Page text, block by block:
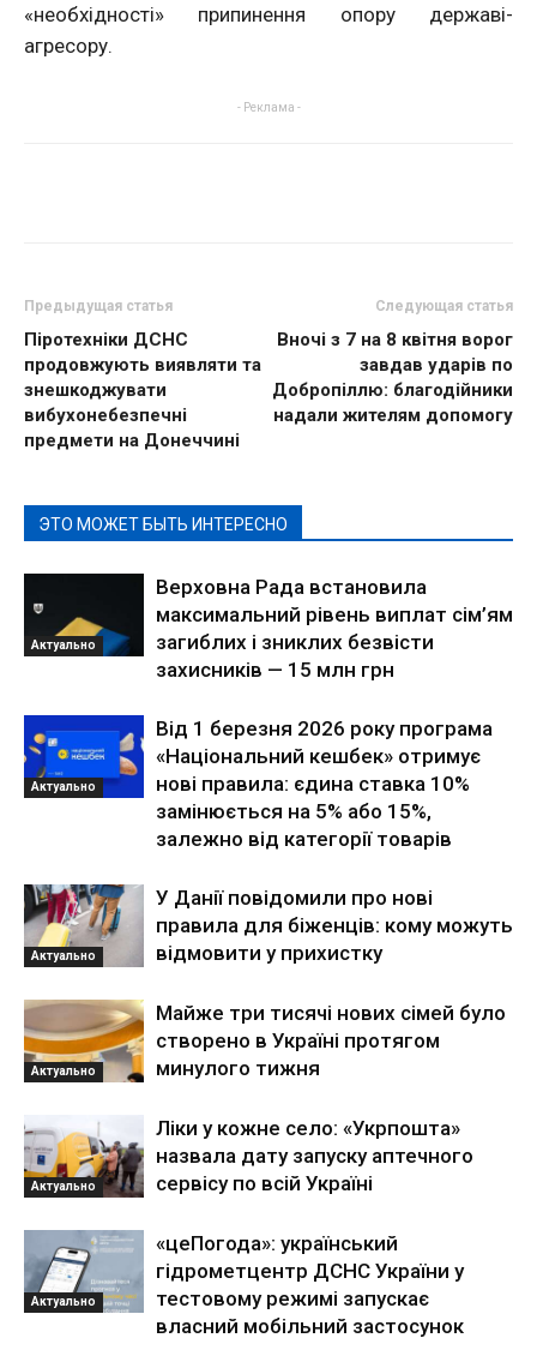
«необхідності» припинення опору державі-
агресору.
- Реклама -
Предыдущая статья
Піротехніки ДСНС
продовжують виявляти та
знешкоджувати
вибухонебезпечні
предмети на Донеччині
Следующая статья
Вночі з 7 на 8 квітня ворог
завдав ударів по
Добропіллю: благодійники
надали жителям допомогу
ЭТО МОЖЕТ БЫТЬ ИНТЕРЕСНО
Актуально
Верховна Рада встановила
максимальний рівень виплат сім’ям
загиблих і зниклих безвісти
захисників — 15 млн грн
Актуально
Від 1 березня 2026 року програма
«Національний кешбек» отримує
нові правила: єдина ставка 10%
замінюється на 5% або 15%,
залежно від категорії товарів
Актуально
У Данії повідомили про нові
правила для біженців: кому можуть
відмовити у прихистку
Актуально
Майже три тисячі нових сімей було
створено в Україні протягом
минулого тижня
Актуально
Ліки у кожне село: «Укрпошта»
назвала дату запуску аптечного
сервісу по всій Україні
Актуально
«цеПогода»: український
гідрометцентр ДСНС України у
тестовому режимі запускає
власний мобільний застосунок